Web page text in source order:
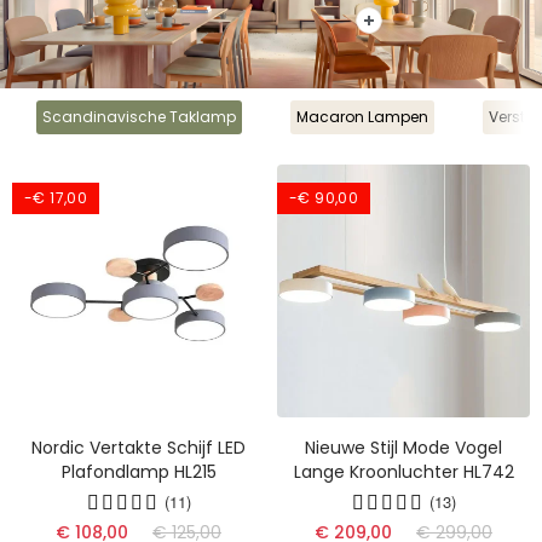
Scandinavische Taklamp Macaron Lampen
-€ 17,00
Nordic Vertakte Schijf LED
Plafondlamp HL215
(11)
€ 108,00 € 125,00
-€ 90,00
Nieuwe Stijl Mode Vogel
Lange Kroonluchter HL742
(13)
€ 209,00 € 299,00
(17)